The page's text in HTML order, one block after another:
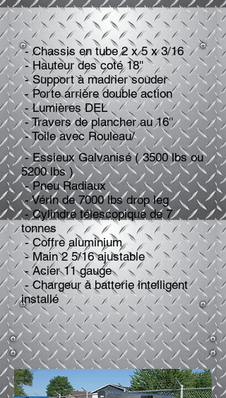
- Chassis en tube 2 x 5 x 3/16
- Hauteur des coté 18''
- Support à madrier souder
- Porte arrière double action
- Lumières DEL
- Travers de plancher au 16''
- Toile avec Rouleau/
- Essieux Galvanisé ( 3500 lbs ou
5200 lbs )
- Pneu Radiaux
- Vérin de 7000 lbs drop leg
- Cylindre télescopique de 7
tonnes
- Coffre aluminium
- Main 2 5/16 ajustable
- Acier 11 gauge
- Chargeur à batterie intelligent
installé